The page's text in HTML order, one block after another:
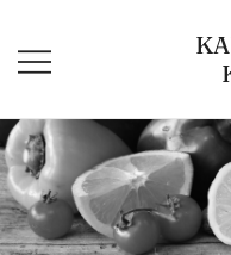
Inhalt
springen